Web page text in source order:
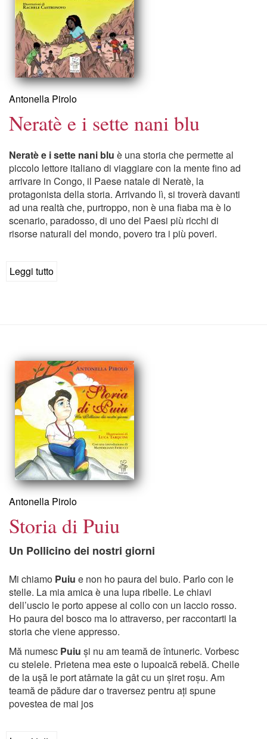
Antonella Pirolo
Neratè e i sette nani blu
Neratè e i sette nani blu è una storia che permette al
piccolo lettore italiano di viaggiare con la mente fino ad
arrivare in Congo, il Paese natale di Neratè, la
protagonista della storia. Arrivando lì, si troverà davanti
ad una realtà che, purtroppo, non è una fiaba ma è lo
scenario, paradosso, di uno dei Paesi più ricchi di
risorse naturali del mondo, povero tra i più poveri.
Leggi tutto
Antonella Pirolo
Storia di Puiu
Un Pollicino dei nostri giorni
Mi chiamo Puiu e non ho paura del buio. Parlo con le
stelle. La mia amica è una lupa ribelle. Le chiavi
dell’uscio le porto appese al collo con un laccio rosso.
Ho paura del bosco ma lo attraverso, per raccontarti la
storia che viene appresso.
Mă numesc Puiu și nu am teamă de întuneric. Vorbesc
cu stelele. Prietena mea este o lupoaică rebelă. Cheile
de la ușă le port atârnate la gât cu un șiret roșu. Am
teamă de pădure dar o traversez pentru ați spune
povestea de mai jos